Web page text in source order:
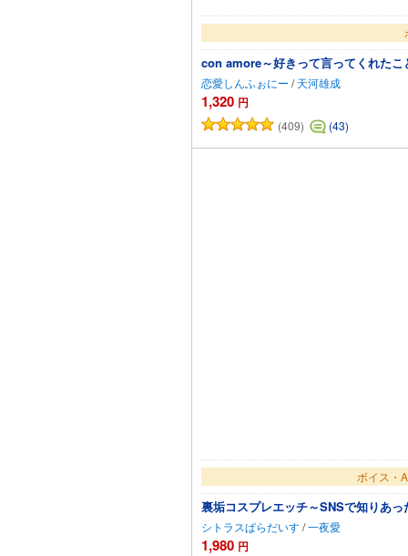
con amore～好きって言ってくれた
恋愛しんふぉにー / 天河雄成
1,320 円
(409) (43)
ボイス・
裏垢コスプレエッチ～SNSで知りあ
シトラスぱらだいす/一夜愛
1,980 円